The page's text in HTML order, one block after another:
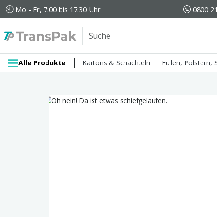
Mo - Fr, 7:00 bis 17:30 Uhr 0800
Alle Produkte Kartons & Schachteln Füllen, Polstern,